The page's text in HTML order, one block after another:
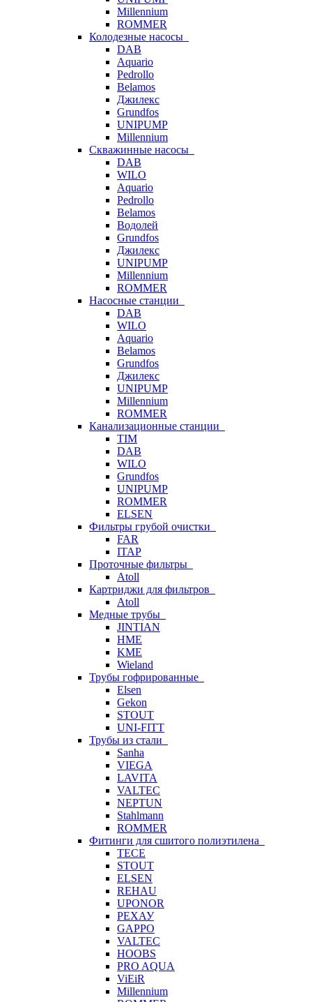
Millennium
ROMMER
Колодезные насосы
DAB
Aquario
Pedrollo
Belamos
Джилекс
Grundfos
UNIPUMP
Millennium
Скважинные насосы
DAB
WILO
Aquario
Pedrollo
Belamos
Водолей
Grundfos
Джилекс
UNIPUMP
Millennium
ROMMER
Насосные станции
DAB
WILO
Aquario
Belamos
Grundfos
Джилекс
UNIPUMP
Millennium
ROMMER
Канализационные станции
TIM
DAB
WILO
Grundfos
UNIPUMP
ROMMER
ELSEN
Фильтры грубой очистки
FAR
ITAP
Проточные фильтры
Atoll
Картриджи для фильтров
Atoll
Медные трубы
JINTIAN
HME
KME
Wieland
Трубы гофрированные
Elsen
Gekon
STOUT
UNI-FITT
Трубы из стали
Sanha
VIEGA
LAVITA
VALTEC
NEPTUN
Stahlmann
ROMMER
Фитинги для сшитого полиэтилена
TECE
STOUT
ELSEN
REHAU
UPONOR
РЕХАУ
GAPPO
VALTEC
HOOBS
PRO AQUA
ViEiR
Millennium